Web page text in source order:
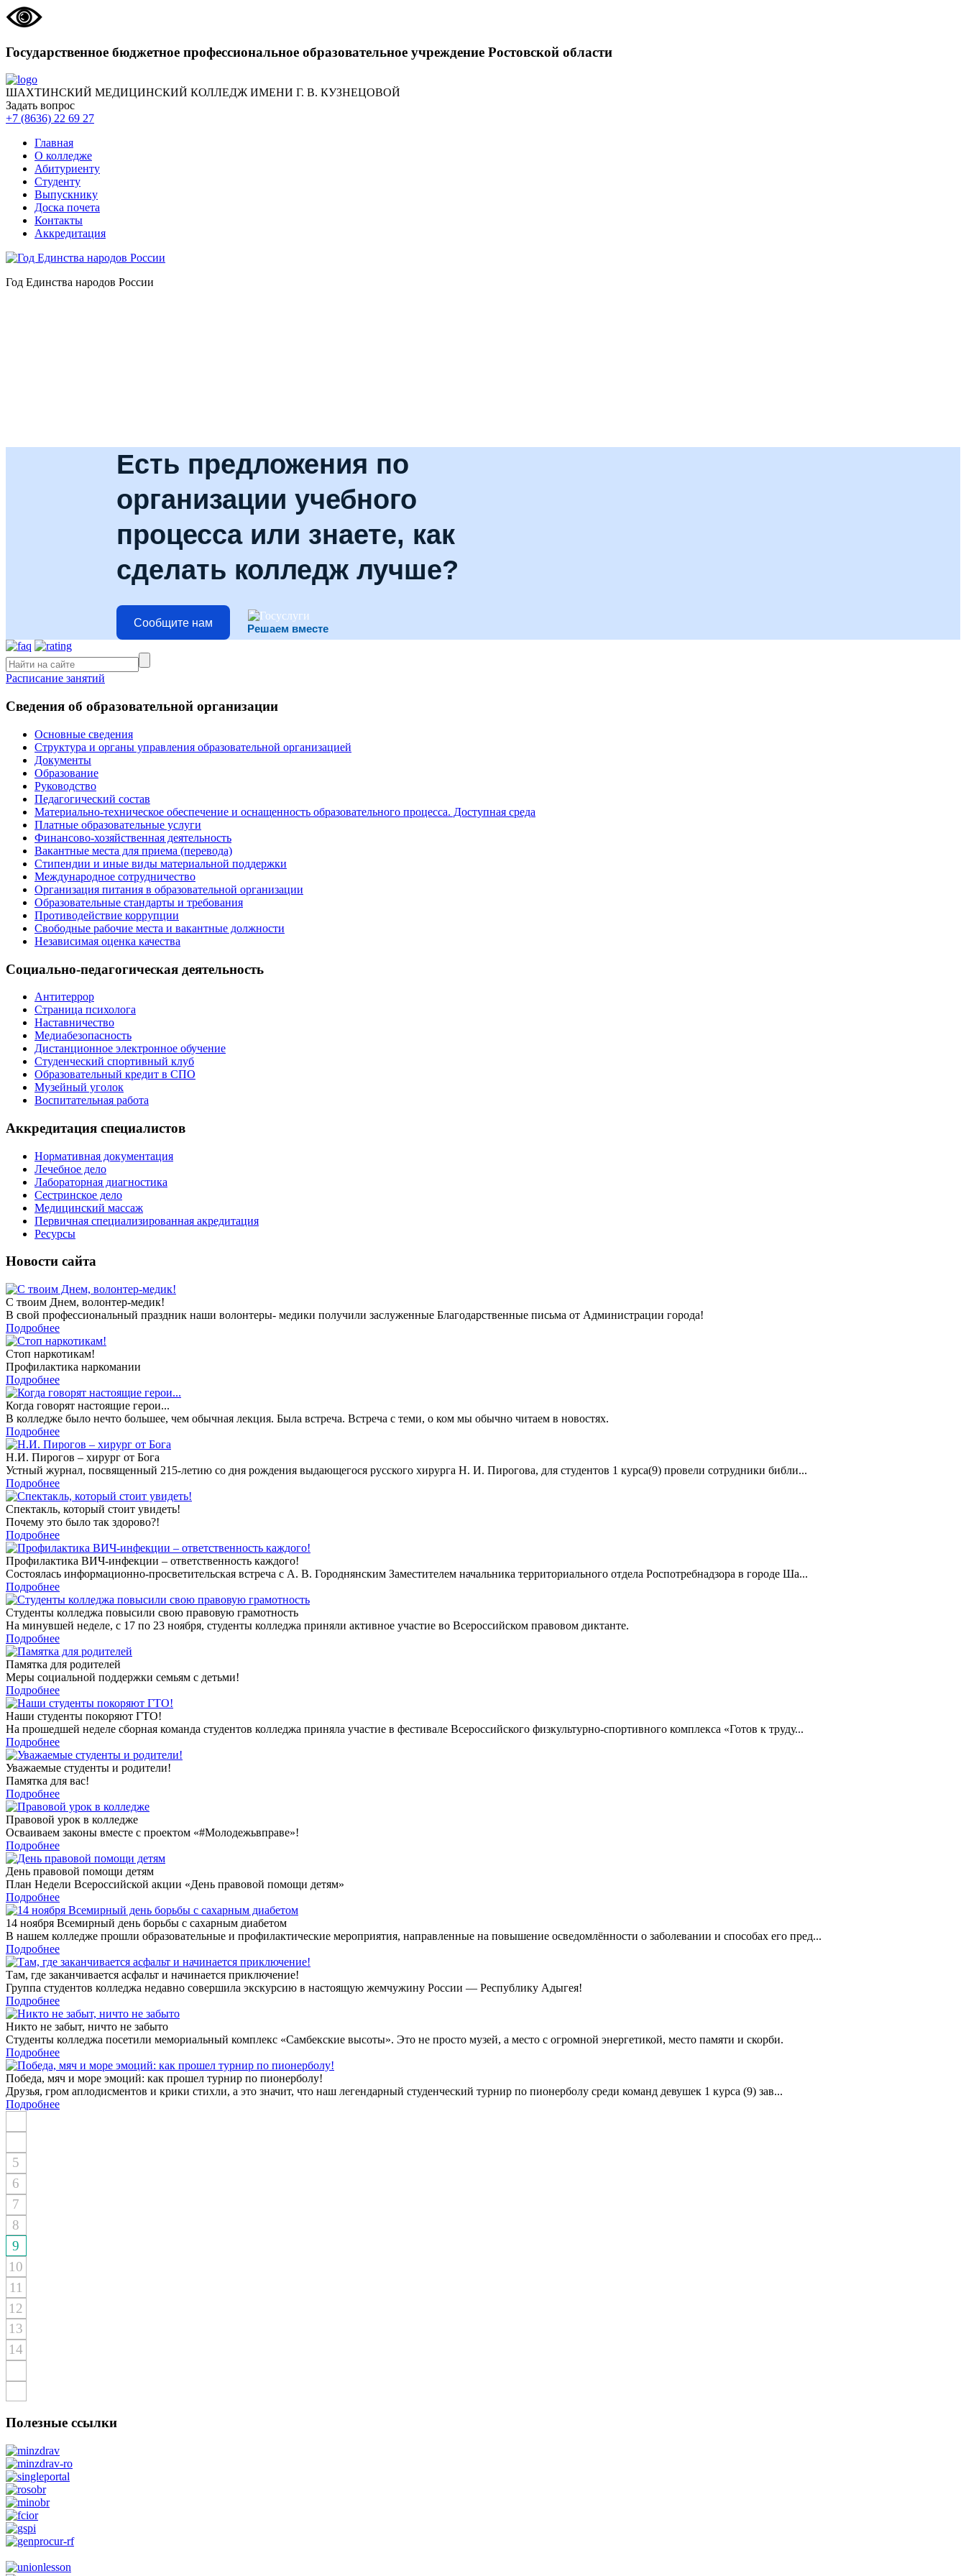
Государственное бюджетное профессиональное образовательное учреждение Ростовской области
ШАХТИНСКИЙ МЕДИЦИНСКИЙ КОЛЛЕДЖ ИМЕНИ Г. В. КУЗНЕЦОВОЙ
Задать вопрос
+7 (8636) 22 69 27
Главная
О колледже
Абитуриенту
Студенту
Выпускнику
Доска почета
Контакты
Аккредитация
Год Единства народов России
Есть предложения по
организации учебного
процесса или знаете, как
сделать колледж лучше?
Сообщите нам Решаем вместе
Расписание занятий
Сведения об образовательной организации
Основные сведения
Структура и органы управления образовательной организацией
Документы
Образование
Руководство
Педагогический состав
Материально-техническое обеспечение и оснащенность образовательного процесса. Доступная среда
Платные образовательные услуги
Финансово-хозяйственная деятельность
Вакантные места для приема (перевода)
Стипендии и иные виды материальной поддержки
Международное сотрудничество
Организация питания в образовательной организации
Образовательные стандарты и требования
Противодействие коррупции
Свободные рабочие места и вакантные должности
Независимая оценка качества
Социально-педагогическая деятельность
Антитеррор
Страница психолога
Наставничество
Медиабезопасность
Дистанционное электронное обучение
Студенческий спортивный клуб
Образовательный кредит в СПО
Музейный уголок
Воспитательная работа
Аккредитация специалистов
Нормативная документация
Лечебное дело
Лабораторная диагностика
Сестринское дело
Медицинский массаж
Первичная специализированная акредитация
Ресурсы
Новости сайта
С твоим Днем, волонтер-медик!
В свой профессиональный праздник наши волонтеры- медики получили заслуженные Благодарственные письма от Администрации города!
Подробнее
Стоп наркотикам!
Профилактика наркомании
Подробнее
Когда говорят настоящие герои...
В колледже было нечто большее, чем обычная лекция. Была встреча. Встреча с теми, о ком мы обычно читаем в новостях.
Подробнее
Н.И. Пирогов – хирург от Бога
Устный журнал, посвященный 215-летию со дня рождения выдающегося русского хирурга Н. И. Пирогова, для студентов 1 курса(9) провели сотрудники библи...
Подробнее
Спектакль, который стоит увидеть!
Почему это было так здорово?!
Подробнее
Профилактика ВИЧ-инфекции – ответственность каждого!
Состоялась информационно-просветительская встреча с А. В. Городнянским Заместителем начальника территориального отдела Роспотребнадзора в городе Ша...
Подробнее
Студенты колледжа повысили свою правовую грамотность
На минувшей неделе, с 17 по 23 ноября, студенты колледжа приняли активное участие во Всероссийском правовом диктанте.
Подробнее
Памятка для родителей
Меры социальной поддержки семьям с детьми!
Подробнее
Наши студенты покоряют ГТО!
На прошедшей неделе сборная команда студентов колледжа приняла участие в фестивале Всероссийского физкультурно-спортивного комплекса «Готов к труду...
Подробнее
Уважаемые студенты и родители!
Памятка для вас!
Подробнее
Правовой урок в колледже
Осваиваем законы вместе с проектом «#Молодежьвправе»!
Подробнее
День правовой помощи детям
План Недели Всероссийской акции «День правовой помощи детям»
Подробнее
14 ноября Всемирный день борьбы с сахарным диабетом
В нашем колледже прошли образовательные и профилактические мероприятия, направленные на повышение осведомлённости о заболевании и способах его пред...
Подробнее
Там, где заканчивается асфальт и начинается приключение!
Группа студентов колледжа недавно совершила экскурсию в настоящую жемчужину России — Республику Адыгея!
Подробнее
Никто не забыт, ничто не забыто
Студенты колледжа посетили мемориальный комплекс «Самбекские высоты». Это не просто музей, а место с огромной энергетикой, место памяти и скорби.
Подробнее
Победа, мяч и море эмоций: как прошел турнир по пионерболу!
Друзья, гром аплодисментов и крики стихли, а это значит, что наш легендарный студенческий турнир по пионерболу среди команд девушек 1 курса (9) зав...
Подробнее
5
6
7
8
9
10
11
12
13
14
Полезные ссылки